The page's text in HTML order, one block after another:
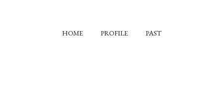
HOME PROFILE PAST